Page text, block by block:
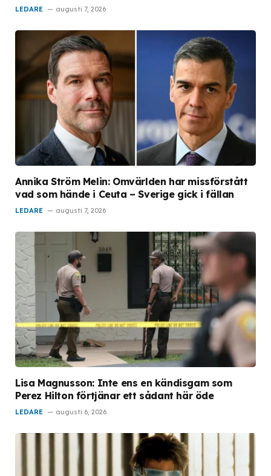
LEDARE augusti 7, 2026
Annika Ström Melin: Omvärlden har missförstått
vad som hände i Ceuta – Sverige gick i fällan
LEDARE augusti 7, 2026
Lisa Magnusson: Inte ens en kändisgam som
Perez Hilton förtjänar ett sådant här öde
LEDARE augusti 6, 2026